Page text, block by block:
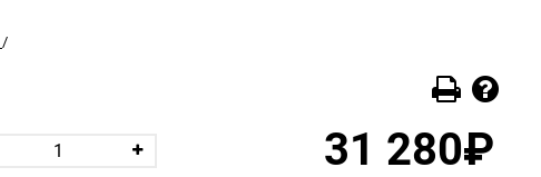
/
31 280₽